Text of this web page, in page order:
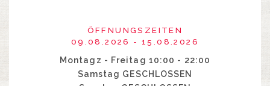
RESTAURANTS
ÖFFNUNGSZEITEN
09.08.2026 - 15.08.2026
Montagz - Freitag 10:00 - 22:00
Samstag GESCHLOSSEN